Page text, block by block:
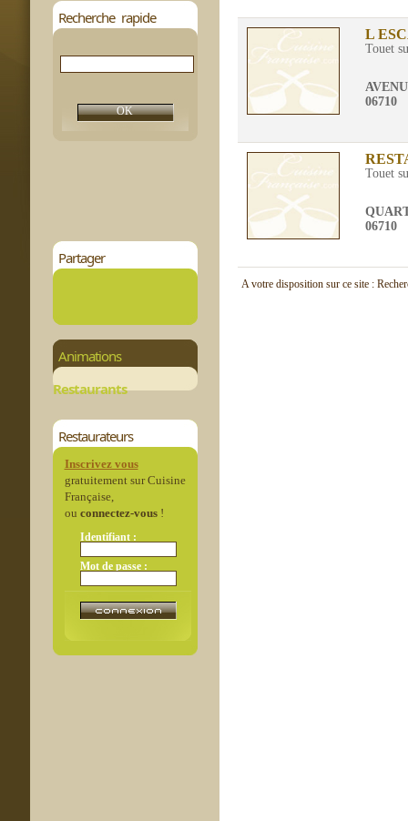
Recherche rapide
Partager
Animations
Restaurants
Restaurateurs
Inscrivez vous
gratuitement sur Cuisine
Française,
ou connectez-vous!
Identifiant :
Mot de passe :
L
Touet
06710
Touet
06710
A votre disposition sur ce site :